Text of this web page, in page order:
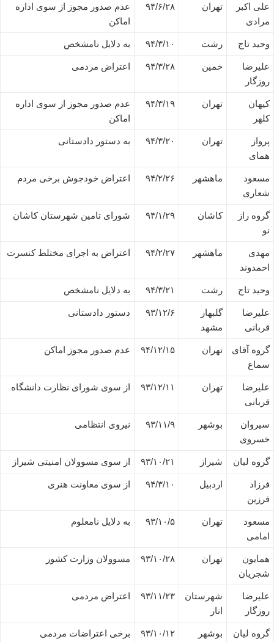
علی اکبر
مرادی
تهران ۹۴/۶/۲۸
عدم صدور مجوز از سوی اداره
اماکن
وحید تاج رشت ۹۴/۳/۱۰ به دلایل نامشخص
علیرضا
روزگار
خمین ۹۴/۳/۲۸ اعتراض مردمی
کیهان
کلهر
تهران ۹۴/۳/۱۹
عدم صدور مجوز از سوی اداره
اماکن
پرواز
همای
تهران ۹۴/۳/۲۰ به دستور دادستانی
مسعود
شعاری
ماهشهر ۹۴/۲/۲۶ اعتراض خودجوش برخی مردم
گروه راز
نو
کاشان ۹۴/۱/۲۹ شورای تامین شهرستان کاشان
مهدی
احمدوند
ماهشهر ۹۴/۲/۲۷ اعتراض به اجرای مختلط کنسرت
وحید تاج رشت ۹۴/۳/۲۱ به دلایل نامشخص
علیرضا
قربانی
گلبهار
مشهد
۹۳/۱۲/۶ دستور دادستانی
گروه آقای
سماع
تهران ۹۴/۱۲/۱۵ عدم صدور مجوز اماکن
علیرضا
قربانی
تهران ۹۳/۱۲/۱۱ از سوی شورای نظارت دانشگاه
سیروان
خسروی
بوشهر ۹۳/۱۱/۹ نیروی انتظامی
گروه لیان شیراز ۹۳/۱۰/۲۱ از سوی مسوولان امنیتی شیراز
فرزاد
فرزین
اردبیل ۹۴/۳/۱۰ از سوی معاونت هنری
مسعود
امامی
تهران ۹۳/۱۰/۵ به دلایل نامعلوم
همایون
شجریان
تهران ۹۳/۱۰/۲۸ مسوولان وزارت کشور
علیرضا
روزگار
شهرستان
انار
۹۳/۱۱/۲۳ اعتراض مردمی
گروه لیان بوشهر ۹۳/۱۰/۱۲ برخی اعتراضات مردمی